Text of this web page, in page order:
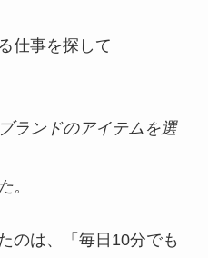
仕事を探して
ランドのアイテムを選
。
のは、「毎日10分でも